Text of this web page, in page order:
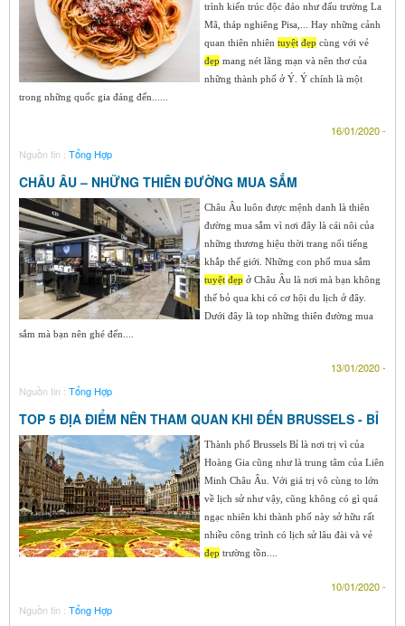
trình kiến trúc độc đáo như đấu trường La
Mã, tháp nghiêng Pisa,... Hay những cảnh
quan thiên nhiên tuyệt đẹp cùng với vẻ
đẹp mang nét lãng mạn và nên thơ của
những thành phố ở Ý. Ý chính là một
trong những quốc gia đáng đến......
16/01/2020 -
Nguồn tin : Tổng Hợp
CHÂU ÂU – NHỮNG THIÊN ĐƯỜNG MUA SẮM
Châu Âu luôn được mệnh danh là thiên
đường mua sắm vì nơi đây là cái nôi của
những thương hiệu thời trang nổi tiếng
khắp thế giới. Những con phố mua sắm
tuyệt đẹp ở Châu Âu là nơi mà bạn không
thể bỏ qua khi có cơ hội du lịch ở đây.
Dưới đây là top những thiên đường mua
sắm mà bạn nên ghé đến....
13/01/2020 -
Nguồn tin : Tổng Hợp
TOP 5 ĐỊA ĐIỂM NÊN THAM QUAN KHI ĐẾN BRUSSELS - BỈ
Thành phố Brussels Bỉ là nơi trị vì của
Hoàng Gia cũng như là trung tâm của Liên
Minh Châu Âu. Với giá trị vô cùng to lớn
về lịch sử như vậy, cũng không có gì quá
ngạc nhiên khi thành phố này sở hữu rất
nhiều công trình có lịch sử lâu đài và vẻ
đẹp trường tồn....
10/01/2020 -
Nguồn tin : Tổng Hợp